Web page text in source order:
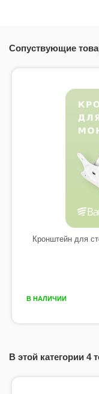
Сопуствующие
Кронштейн для
В НАЛИЧИИ
В этой категории 4